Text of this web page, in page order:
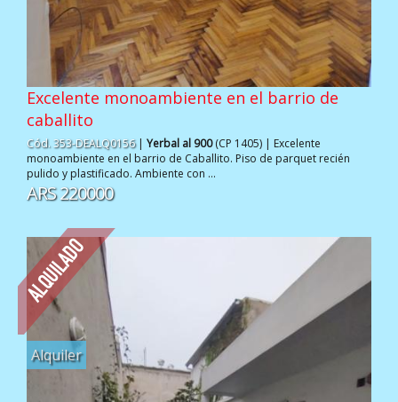
Excelente monoambiente en el barrio de
caballito
Cód. 353-DEALQ0156| Yerbal al 900(CP 1405) | Excelente
monoambiente en el barrio de Caballito. Piso de parquet recién
pulido y plastificado. Ambiente con ...
ARS 220000
Alquiler